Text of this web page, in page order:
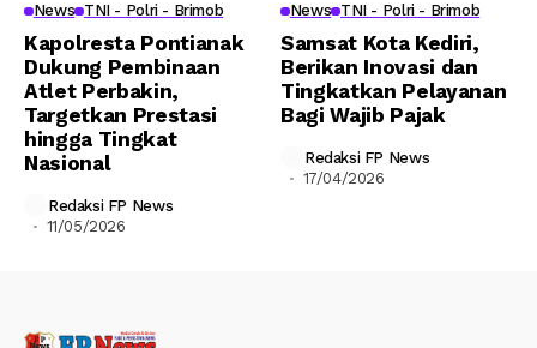
News TNI - Polri - Brimob
Kapolresta Pontianak
Dukung Pembinaan
Atlet Perbakin,
Targetkan Prestasi
hingga Tingkat
Nasional
Redaksi FP News
11/05/2026
News TNI - Polri - Brimob
Samsat Kota Kediri,
Berikan Inovasi dan
Tingkatkan Pelayanan
Bagi Wajib Pajak
Redaksi FP News
17/04/2026